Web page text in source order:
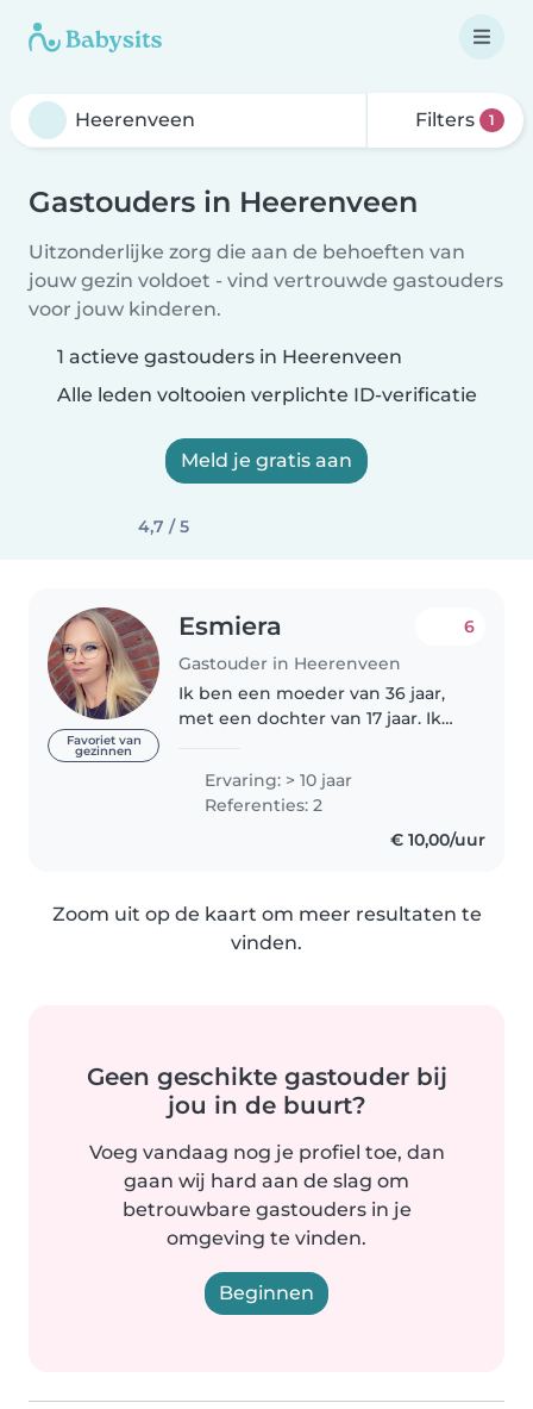
Filters 1
Gastouders in Heerenveen
Uitzonderlijke zorg die aan de behoeften van
jouw gezin voldoet - vind vertrouwde gastouders
voor jouw kinderen.
1 actieve gastouders in Heerenveen
Alle leden voltooien verplichte ID-verificatie
Meld je gratis aan
4,7 / 5
Favoriet van
gezinnen
Esmiera
Gastouder in Heerenveen
6
Ik ben een moeder van 36 jaar,
met een dochter van 17 jaar. Ik
kinderopvang maar vind het
leuk om daarnaast ook nog op
kinderen te passen. Ik vind het
Ervaring: > 10 jaar
Referenties: 2
€ 10,00/uur
Zoom uit op de kaart om meer resultaten te
vinden.
Geen geschikte gastouder bij
jou in de buurt?
Voeg vandaag nog je profiel toe, dan
gaan wij hard aan de slag om
betrouwbare gastouders in je
omgeving te vinden.
Beginnen